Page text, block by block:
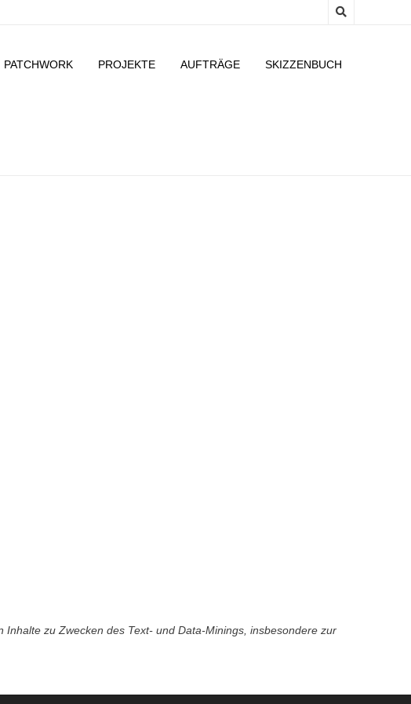
PATCHWORK PROJEKTE AUFTRÄGE SKIZZENBUCH
zu Zwecken des Text- und Data-Minings, insbesondere zur